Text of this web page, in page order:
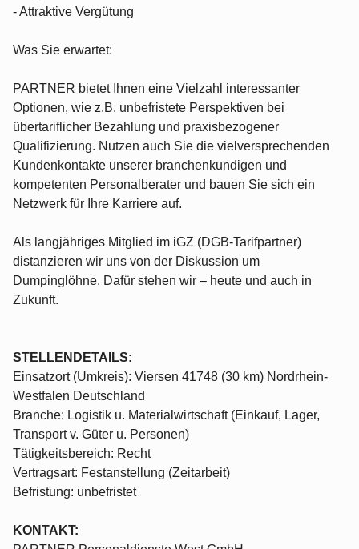
- Attraktive Vergütung
Was Sie erwartet:
PARTNER bietet Ihnen eine Vielzahl interessanter
Optionen, wie z.B. unbefristete Perspektiven bei
übertariflicher Bezahlung und praxisbezogener
Qualifizierung. Nutzen auch Sie die vielversprechenden
Kundenkontakte unserer branchenkundigen und
kompetenten Personalberater und bauen Sie sich ein
Netzwerk für Ihre Karriere auf.
Als langjähriges Mitglied im iGZ (DGB-Tarifpartner)
distanzieren wir uns von der Diskussion um
Dumpinglöhne. Dafür stehen wir – heute und auch in
Zukunft.
STELLENDETAILS:
Einsatzort (Umkreis): Viersen 41748 (30 km) Nordrhein-
Westfalen Deutschland
Branche: Logistik u. Materialwirtschaft (Einkauf, Lager,
Transport v. Güter u. Personen)
Tätigkeitsbereich: Recht
Vertragsart: Festanstellung (Zeitarbeit)
Befristung: unbefristet
KONTAKT: